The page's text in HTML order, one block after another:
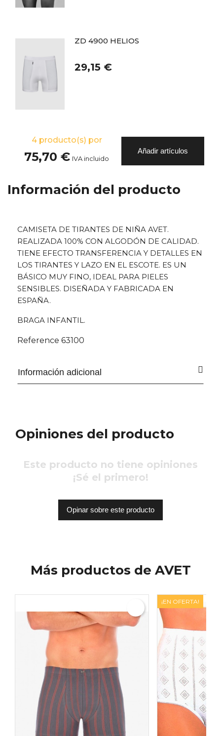
ZD 4900 HELIOS
29,15 €
4producto(s) por
75,70 € IVA incluido
Añadir artículos
Información del producto
CAMISETA DE TIRANTES DE NIÑA AVET.
REALIZADA 100% CON ALGODÓN DE CALIDAD.
TIENE EFECTO TRANSFERENCIA Y DETALLES EN
LOS TIRANTES Y LAZO EN EL ESCOTE. ES UN
BÁSICO MUY FINO, IDEAL PARA PIELES
SENSIBLES. DISEÑADA Y FABRICADA EN
ESPAÑA.
BRAGA INFANTIL.
Reference 63100
Información adicional
Opiniones del producto
Este producto no tiene opiniones
¡Sé el primero!
Opinar sobre este producto
Más productos de AVET
¡EN OFERTA!